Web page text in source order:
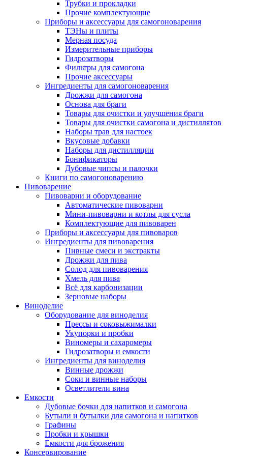
Трубки и прокладки
Прочие комплектующие
Приборы и аксессуары для самогоноварения
ТЭНы и плиты
Мерная посуда
Измерительные приборы
Гидрозатворы
Фильтры для самогона
Прочие аксессуары
Ингредиенты для самогоноварения
Дрожжи для самогона
Основа для браги
Товары для очистки и улучшения браги
Товары для очистки самогона и дистиллятов
Наборы трав для настоек
Вкусовые добавки
Наборы для дистилляции
Бонификаторы
Дубовые чипсы и палочки
Книги по самогоноварению
Пивоварение
Пивоварни и оборудование
Автоматические пивоварни
Мини-пивоварни и котлы для сусла
Комплектующие для пивоварен
Приборы и аксессуары для пивоваров
Ингредиенты для пивоварения
Пивные смеси и экстракты
Дрожжи для пива
Солод для пивоварения
Хмель для пива
Всё для карбонизации
Зерновые наборы
Виноделие
Оборудование для виноделия
Прессы и соковыжималки
Укупорки и пробки
Виномеры и сахаромеры
Гидрозатворы и емкости
Ингредиенты для виноделия
Винные дрожжи
Соки и винные наборы
Осветлители вина
Емкости
Дубовые бочки для напитков и самогона
Бутыли и бутылки для самогона и напитков
Графины
Пробки и крышки
Емкости для брожения
Консервирование